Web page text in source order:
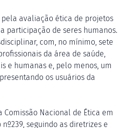
pela avaliação ética de projetos
participação de seres humanos.
com, no mínimo, sete
da área de saúde,
e humanas e, pelo menos, um
os usuários da
Comissão Nacional de Ética em
nº239, seguindo as diretrizes e